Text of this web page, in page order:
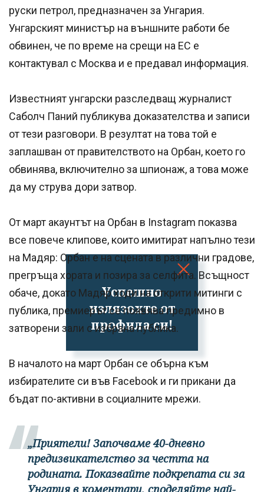
Успешно
излязохте от
профила си!
руски петрол, предназначен за Унгария.
Унгарският министър на външните работи бе
обвинен, че по време на срещи на ЕС е
контактувал с Москва и е предавал информация.
Известният унгарски разследващ журналист
Саболч Паний публикува доказателства и записи
от тези разговори. В резултат на това той е
заплашван от правителството на Орбан, което го
обвинява, включително за шпионаж, а това може
да му струва дори затвор.
От март акаунтът на Орбан в Instagram показва
все повече клипове, които имитират напълно тези
на Мадяр: Орбан е на сцената в различни градове,
прегръща хората и позира за селфита. Всъщност
обаче, докато Мадяр ходи на открити митинги с
публика, премиерът се появява предимно в
затворени зали с избрана публика.
В началото на март Орбан се обърна към
избирателите си във Facebook и ги прикани да
бъдат по-активни в социалните мрежи.
„Приятели! Започваме 40-дневно
предизвикателство за честта на
родината. Показвайте подкрепата си за